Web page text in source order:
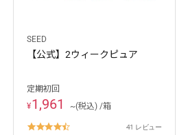
SEED
【公式】2ウィークピュア
定期初回
¥1,961 ~(税込) /箱
4.7
41 レビュー